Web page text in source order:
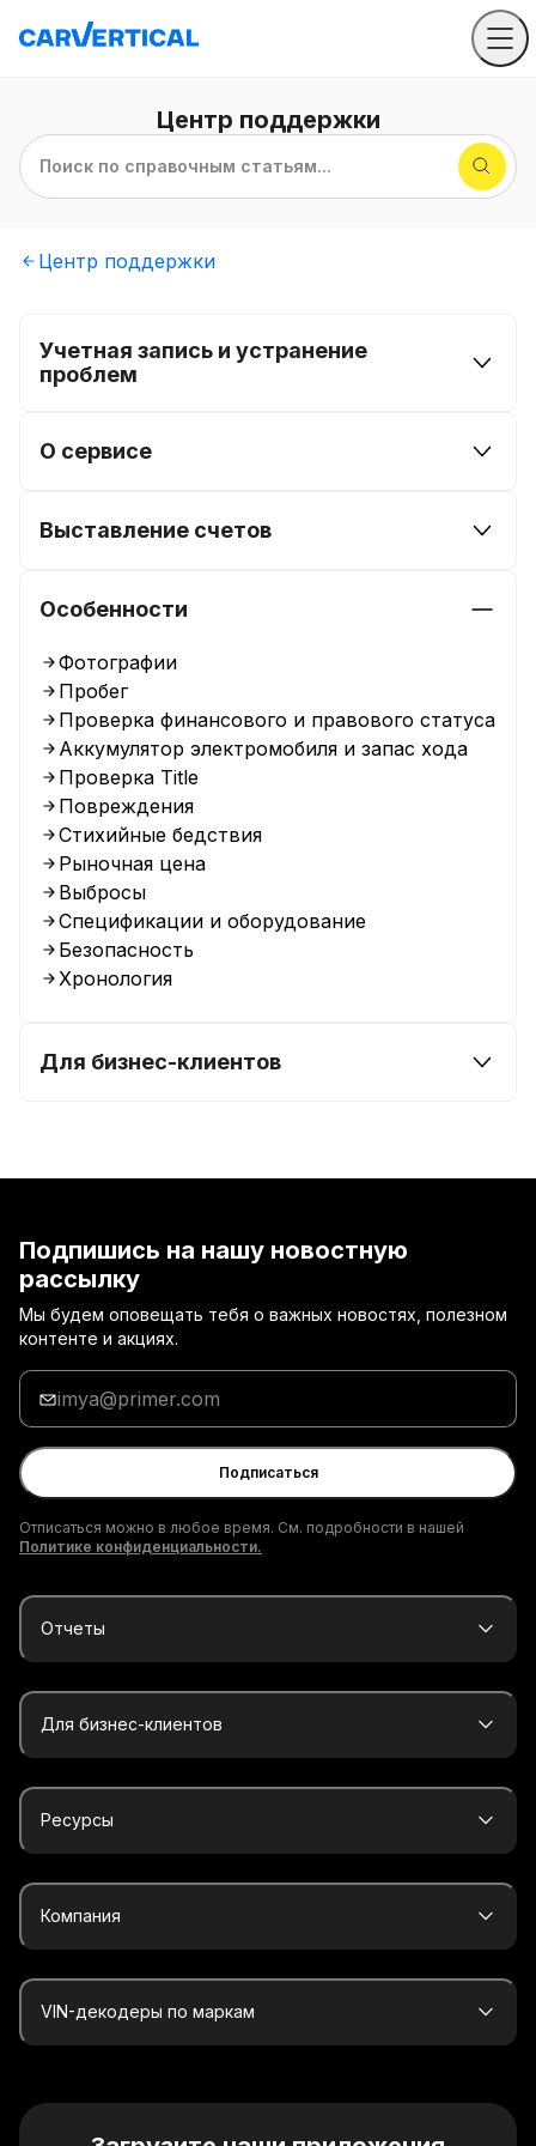
Центр поддержки
Поиск по справочным статьям...
Центр поддержки
Учетная запись и устранение
проблем
О сервисе
Выставление счетов
Oсобенности
Фотографии
Пробег
Проверка финансового и правового статуса
Аккумулятор электромобиля и запас хода
Проверка Title
Повреждения
Стихийные бедствия
Рыночная цена
Выбросы
Спецификации и оборудование
Безопасность
Хронология
Для бизнес-клиентов
Подпишись на нашу новостную
рассылку
Мы будем оповещать тебя о важных новостях, полезном
контенте и акциях.
Введи
адрес
электронной
почты
Подписаться
Отписаться можно в любое время. См. подробности в нашей
Политике конфиденциальности.
Отчеты
Для бизнес-клиентов
Ресурсы
Компания
VIN-декодеры по маркам